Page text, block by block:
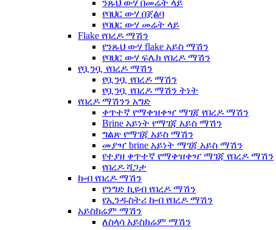
ንጹህ ውሃ በመሬት ላይ
የባህር ውሃ በጀልባ
የባህር ውሃ መሬት ላይ
Flake የበረዶ ማሽን
የንጹህ ውሃ flake አይስ ማሽን
የባህር ውሃ ፍሌክ የበረዶ ማሽን
የቧንቧ የበረዶ ማሽን
የቧንቧ የበረዶ ማሽን
የቧንቧ የበረዶ ማሽን ትነት
የበረዶ ማሽንን አግድ
ቀጥተኛ የማቀዝቀዣ ማገጃ የበረዶ ማሽን
Brine አይነት የማገጃ አይስ ማሽን
ግልጽ የማገጃ አይስ ማሽን
መያዣ brine አይነት ማገጃ አይስ ማሽን
የተያዘ ቀጥተኛ የማቀዝቀዣ ማገጃ የበረዶ ማሽን
የበረዶ ሻጋታ
ኩብ የበረዶ ማሽን
የንግድ ኪዩብ የበረዶ ማሽን
የኢንዱስትሪ ኩብ የበረዶ ማሽን
አይስክሬም ማሽን
ለስላሳ አይስክሬም ማሽን